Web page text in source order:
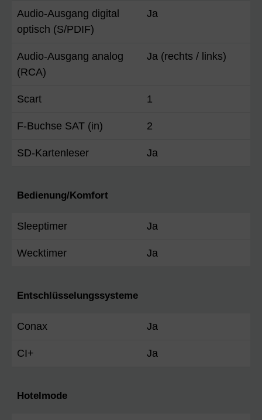
Audio-Ausgang digital
optisch (S/PDIF)
Ja
Audio-Ausgang analog
(RCA)
Ja (rechts / links)
Scart 1
F-Buchse SAT (in) 2
SD-Kartenleser Ja
Bedienung/Komfort
Sleeptimer Ja
Wecktimer Ja
Entschlüsselungssysteme
Conax Ja
CI+ Ja
Hotelmode